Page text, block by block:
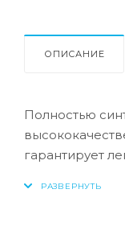
ОПИСАНИЕ
Полностью
гарантирует